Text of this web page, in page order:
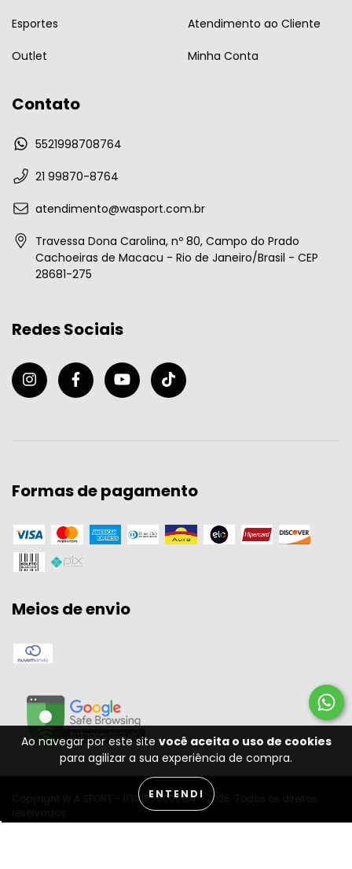
Ao navegar por este site você aceita o uso de cookies
para agilizar a sua experiência de compra.
ENTENDI
Esportes
Outlet
Atendimento ao Cliente
Minha Conta
Contato
5521998708764
21 99870-8764
atendimento@wasport.com.br
Travessa Dona Carolina, nº 80, Campo do Prado
Cachoeiras de Macacu - Rio de Janeiro/Brasil - CEP
28681-275
Redes Sociais
Formas de pagamento
Meios de envio
Copyright W A SPORT - 11301556000134 - 2026. Todos os direitos
reservados.